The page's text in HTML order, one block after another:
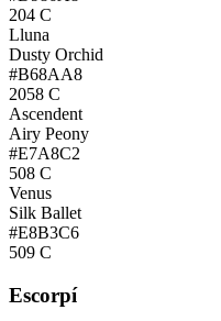
204 C
Lluna
Dusty Orchid
#B68AA8
2058 C
Ascendent
Airy Peony
#E7A8C2
508 C
Venus
Silk Ballet
#E8B3C6
509 C
Escorpí